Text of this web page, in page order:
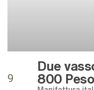
9
Due
800